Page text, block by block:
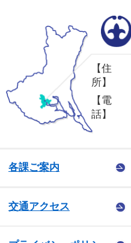
【住
所】
【電
話】
各課ご案内
交通アクセス